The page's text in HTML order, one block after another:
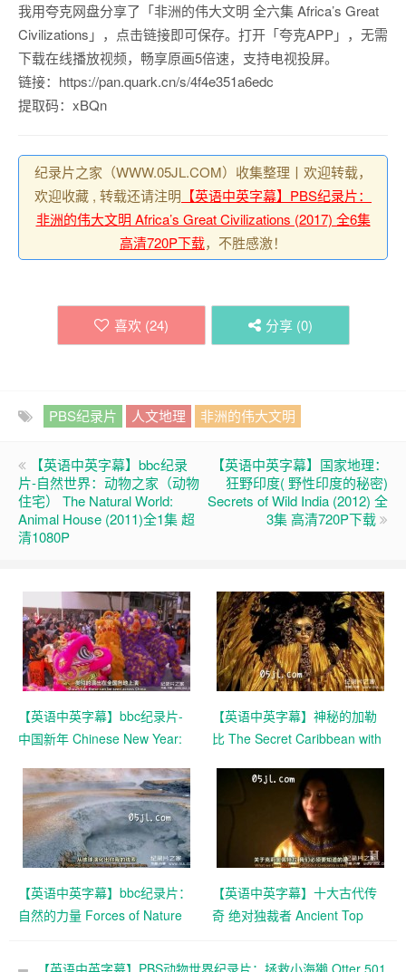
我用夸克网盘分享了「非洲的伟大文明 全六集 Africa’s Great
Civilizations」，点击链接即可保存。打开「夸克APP」，无需
下载在线播放视频，畅享原画5倍速，支持电视投屏。
链接：https://pan.quark.cn/s/4f4e351a6edc
提取码：xBQn
纪录片之家（WWW.05JL.COM）收集整理丨欢迎转载，
欢迎收藏 , 转载还请注明 【英语中英字幕】PBS纪录片：
非洲的伟大文明 Africa’s Great Civilizations (2017) 全6集
高清720P下载，不胜感激！
喜欢 (24) 分享 (0)
PBS纪录片 人文地理 非洲的伟大文明
【英语中英字幕】bbc纪录
片-自然世界：动物之家（动物
住宅） The Natural World:
Animal House (2011)全1集 超
清1080P
【英语中英字幕】国家地理：
狂野印度( 野性印度的秘密)
Secrets of Wild India (2012) 全
3集 高清720P下载
【英语中英字幕】bbc纪录片-
中国新年 Chinese New Year:
Earth (2016)全3集 高清720P
下载
【英语中英字幕】神秘的加勒
比 The Secret Caribbean with
高清720P下载
【英语中英字幕】bbc纪录片：
自然的力量 Forces of Nature
超清1080P下载
【英语中英字幕】十大古代传
奇 绝对独裁者 Ancient Top
720P下载